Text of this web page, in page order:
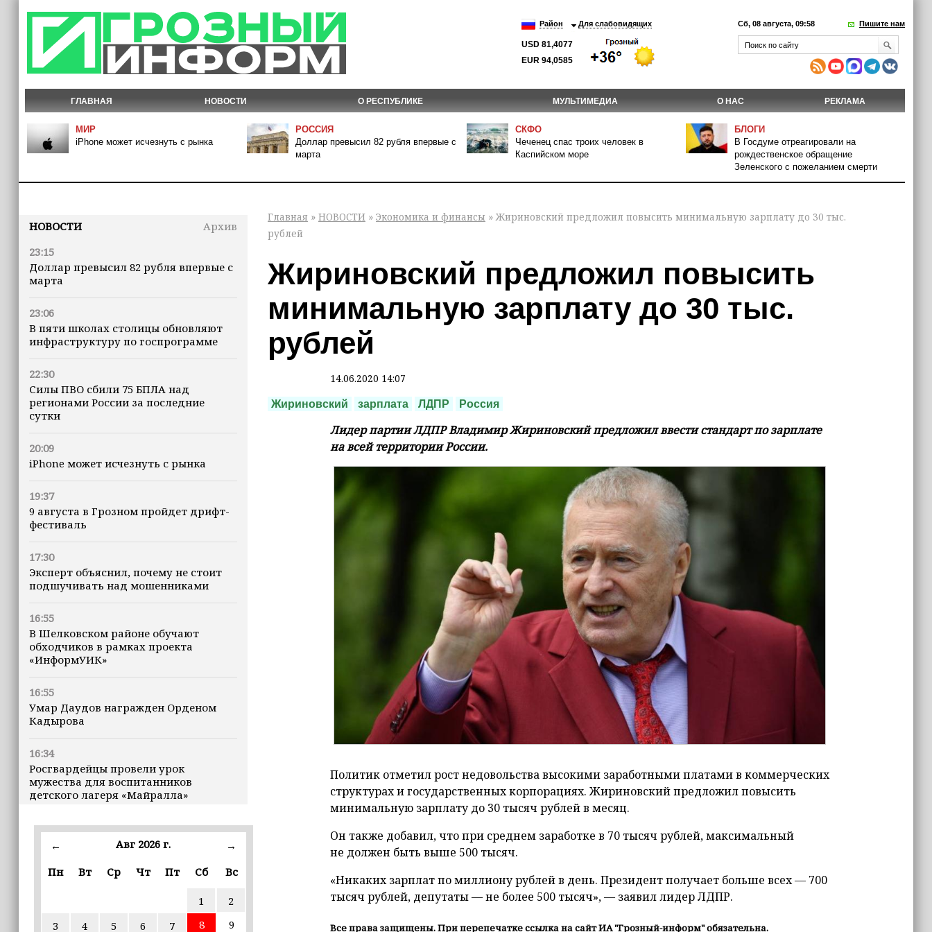
Район Для слабовидящих
USD 81,4077
EUR 94,0585
Сб, 08 августа, 09:58 Пишите нам
ГЛАВНАЯ НОВОСТИ О РЕСПУБЛИКЕ МУЛЬТИМЕДИА О НАС РЕКЛАМА
МИР
iPhone может исчезнуть с рынка
РОССИЯ
Доллар превысил 82 рубля впервые с
марта
СКФО
Чеченец спас троих человек в
Каспийском море
БЛОГИ
В Госдуме отреагировали на
рождественское обращение
Зеленского с пожеланием смерти
НОВОСТИ
Архив
23:15
Доллар превысил 82 рубля впервые с
марта
23:06
В пяти школах столицы обновляют
инфраструктуру по госпрограмме
22:30
Силы ПВО сбили 75 БПЛА над
регионами России за последние
сутки
20:09
iPhone может исчезнуть с рынка
19:37
9 августа в Грозном пройдет дрифт-
фестиваль
17:30
Эксперт объяснил, почему не стоит
подшучивать над мошенниками
16:55
В Шелковском районе обучают
обходчиков в рамках проекта
«ИнформУИК»
16:55
Умар Даудов награжден Орденом
Кадырова
16:34
Росгвардейцы провели урок
мужества для воспитанников
детского лагеря «Майралла»
16:30
Дмитрий Чернышенко: Внутренний
въездной — на 20,1%
Из бюджета Чечни дополнительно
← Авг 2026 г.
→
Пн
Вт Ср Чт Пт Сб Вс
1
2
3
4 5 6 7 8
9
Главная » НОВОСТИ » Экономика и финансы » Жириновский предложил повысить минимальную зарплату до 30 тыс.
рублей
Жириновский предложил повысить
минимальную зарплату до 30 тыс.
рублей
14.06.2020 14:07
Жириновский зарплата ЛДПР Россия
Лидер партии ЛДПР Владимир Жириновский предложил ввести стандарт по зарплате
на всей территории России.
Политик отметил рост недовольства высокими заработными платами в коммерческих
структурах и государственных корпорациях. Жириновский предложил повысить
минимальную зарплату до 30 тысяч рублей в месяц.
Он также добавил, что при среднем заработке в 70 тысяч рублей, максимальный
не должен быть выше 500 тысяч.
«Никаких зарплат по миллиону рублей в день. Президент получает больше всех — 700
тысяч рублей, депутаты — не более 500 тысяч», — заявил лидер ЛДПР.
Все права защищены. При перепечатке ссылка на сайт ИА "Грозный-информ" обязательна.